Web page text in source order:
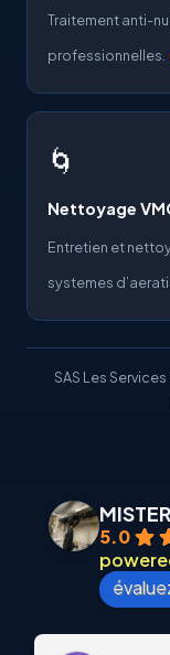
Traitement anti-
professionnelles.
🌀
Nettoyage
Entretien et
systemes
SAS Les
5.0